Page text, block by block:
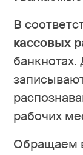
В
кассовых
рабочих
Обращаем